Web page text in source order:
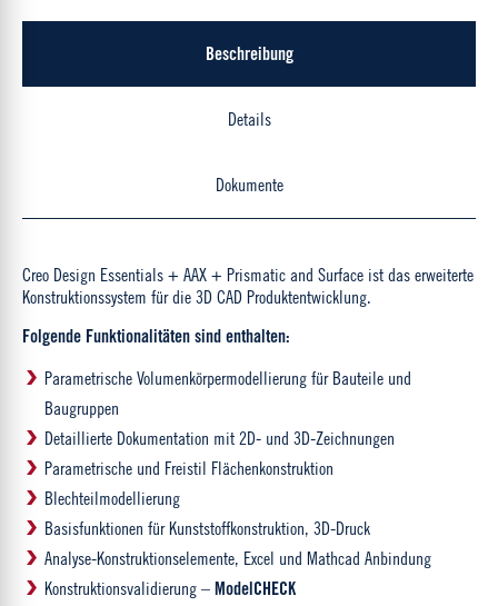
Beschreibung
Details
Dokumente
Creo Design Essentials + AAX + Prismatic and Surface ist das erweiterte
Konstruktionssystem für die 3D CAD Produktentwicklung.
Folgende Funktionalitäten sind enthalten:
Parametrische Volumenkörpermodellierung für Bauteile und
Baugruppen
Detaillierte Dokumentation mit 2D- und 3D-Zeichnungen
Parametrische und Freistil Flächenkonstruktion
Blechteilmodellierung
Basisfunktionen für Kunststoffkonstruktion, 3D-Druck
Analyse-Konstruktionselemente, Excel und Mathcad Anbindung
Konstruktionsvalidierung – ModelCHECK